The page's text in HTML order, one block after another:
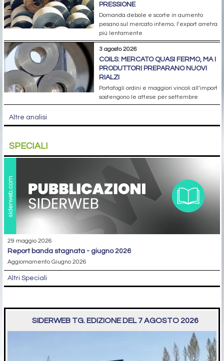
PRESSIONE
Domanda debole e scorte in aumento
pesano sul mercato interno; l’export arretra
più lentamente
3 agosto 2026
COILS: MERCATO QUASI FERMO, MA I
PRODUTTORI PREPARANO NUOVI
RIALZI
Portafogli ordini e maggiori vincoli all’import
sostengono le attese per settembre
Altre analisi
SPECIALI
29 maggio 2026
report banda stagnata - giugno 2026
Aggiornamento Giugno 2026
Altri Speciali
SIDERWEB TG. EDIZIONE DEL 7 AGOSTO 2026